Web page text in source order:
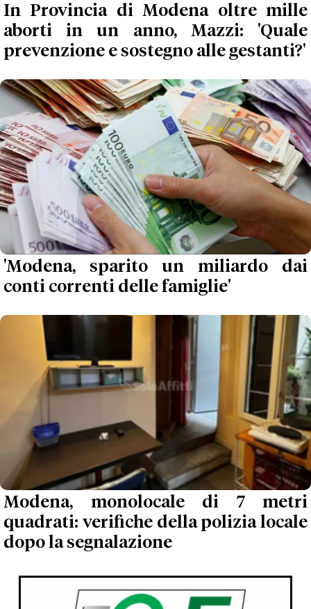
In Provincia di Modena oltre mille
aborti in un anno, Mazzi: 'Quale
prevenzione e sostegno alle gestanti?'
'Modena, sparito un miliardo dai
conti correnti delle famiglie'
Modena, monolocale di 7 metri
quadrati: verifiche della polizia locale
dopo la segnalazione